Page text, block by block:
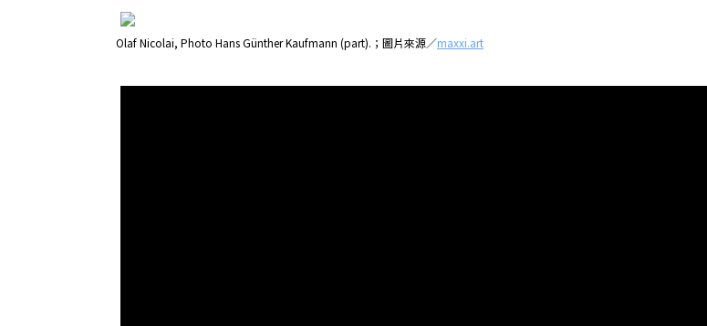
Olaf Nicolai, Photo Hans Günther Kaufmann (part).；圖片來源／maxxi.art